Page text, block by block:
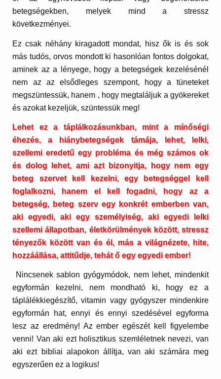
betegségekben, melyek mind a stressz
következményei.
Ez csak néhány kiragadott mondat, hisz ők is és sok
más tudós, orvos mondott ki hasonlóan fontos dolgokat,
aminek az a lényege, hogy a betegségek kezelésénél
nem az az elsődleges szempont, hogy a tüneteket
megszüntessük, hanem , hogy megtaláljuk a gyökereket
és azokat kezeljük, szüntessük meg!
Lehet ez a táplálkozásunkban, mint a mínőségi
éhezés, a hiánybetegségek támája, lehet, lelki,
szellemi eredetű egy probléma és még számos ok
és dolog lehet, ami azt bizonyitja, hogy nem egy
beteg szervet kell kezelni, egy betegséggel kell
foglalkozni, hanem el kell fogadni, hogy az a
betegség, beteg szerv egy konkrét emberben van,
aki egyedi, aki egy személyiség, aki egyedi lelki
szellemi állapotban, életkörülmények között, stressz
tényezők között van és él, más a világnézete, hite,
hozzáállása, attitűdje, tehát ő egy egyedi ember!
Nincsenek sablon gyógymódok, nem lehet, mindenkit
egyformán kezelni, nem mondható ki, hogy ez a
táplálékkiegészítő, vitamin vagy gyógyszer mindenkire
egyformán hat, ennyi és ennyi szedésével egyforma
lesz az eredmény! Az ember egészét kell figyelembe
venni! Van aki ezt holisztikus szemléletnek nevezi, van
aki ezt bibliai alapokon állítja, van aki számára meg
egyszerűen ez a logikus!